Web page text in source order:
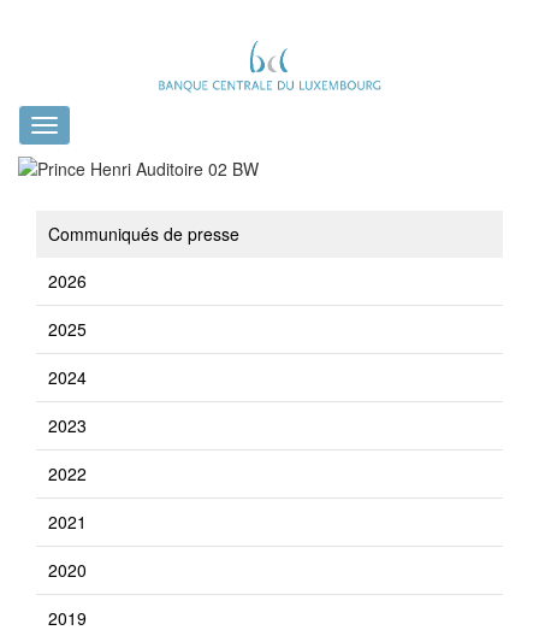
Toggle
navigation
Communiqués de presse
2026
2025
2024
2023
2022
2021
2020
2019